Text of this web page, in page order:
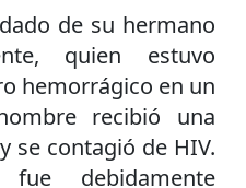
de su hermano
quien estuvo
hemorrágico en un
recibió una
se contagió de HIV.
debidamente